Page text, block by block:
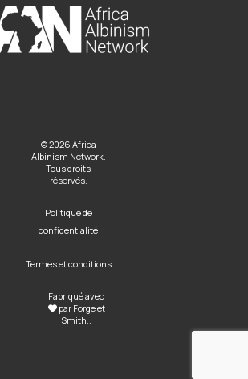
© 2026 Africa
Albinism Network.
Tous droits
réservés.
Politique de
confidentialité
Termes et conditions
Fabriqué avec
par Forge et
Smith